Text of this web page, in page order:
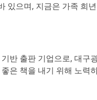
있으며, 지금은 가족 희
반 출판 기업으로, 대구
은 책을 내기 위해 노력